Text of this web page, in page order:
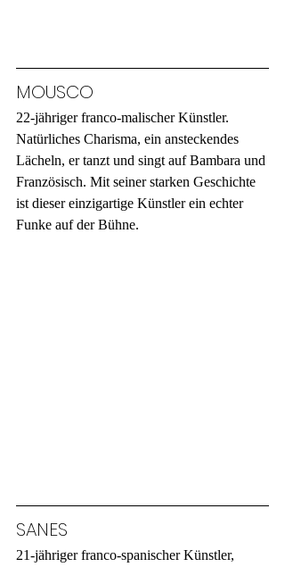
MOUSCO
22-jähriger franco-malischer Künstler.
Natürliches Charisma, ein ansteckendes
Lächeln, er tanzt und singt auf Bambara und
Französisch. Mit seiner starken Geschichte
ist dieser einzigartige Künstler ein echter
Funke auf der Bühne.
SANES
21-jähriger franco-spanischer Künstler,